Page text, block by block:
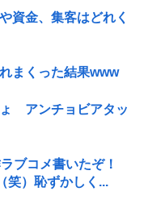
資金、集客はどれく
まくった結果www
ょ アンチョビアタッ
ブコメ書いたぞ！
笑）恥ずかしく...